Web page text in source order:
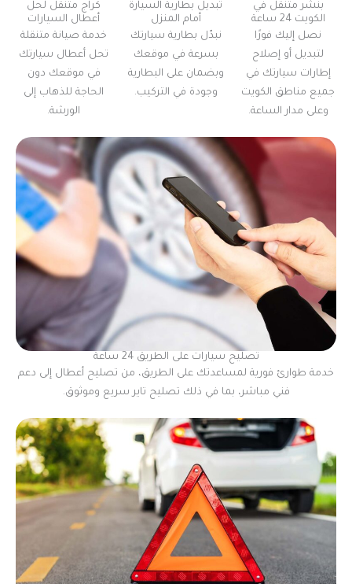
بنشر متنقل في
الكويت 24 ساعة
نصل إليك فورًا
لتبديل أو إصلاح
إطارات سيارتك في
جميع مناطق الكويت
وعلى مدار الساعة.
تبديل بطارية السيارة
أمام المنزل
نبدّل بطارية سيارتك
بسرعة في موقعك
وبضمان على البطارية
وجودة في التركيب.
كراج متنقل لحل
أعطال السيارات
خدمة صيانة متنقلة
تحل أعطال سيارتك
في موقعك دون
الحاجة للذهاب إلى
الورشة.
تصليح سيارات على الطريق 24 ساعة
خدمة طوارئ فورية لمساعدتك على الطريق، من تصليح أعطال إلى دعم
فني مباشر، بما في ذلك تصليح تاير سريع وموثوق.